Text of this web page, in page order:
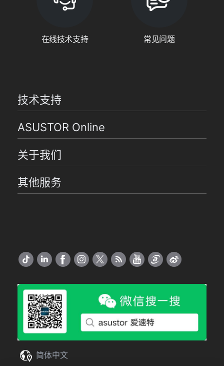
在线技术支持 常见问题
技术支持
ASUSTOR Online
关于我们
其他服务
简体中文